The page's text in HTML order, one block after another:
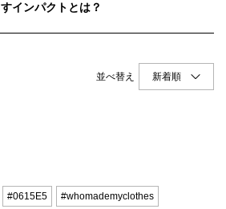
すインパクトとは？
並べ替え
#0615E5 #whomademyclothes